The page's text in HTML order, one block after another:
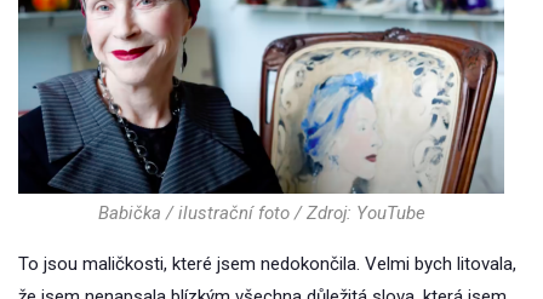
Babička / ilustrační foto / Zdroj: YouTube
To jsou maličkosti, které jsem nedokončila. Velmi bych litovala,